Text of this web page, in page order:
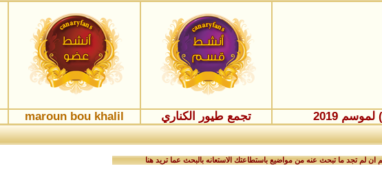
2019 تجمع طيور الكناري maroun bou khalil
لم تجد ما تبحث عنه من مواضيع باستطاعتك الاستعانه بالبحث عما تريد هنا